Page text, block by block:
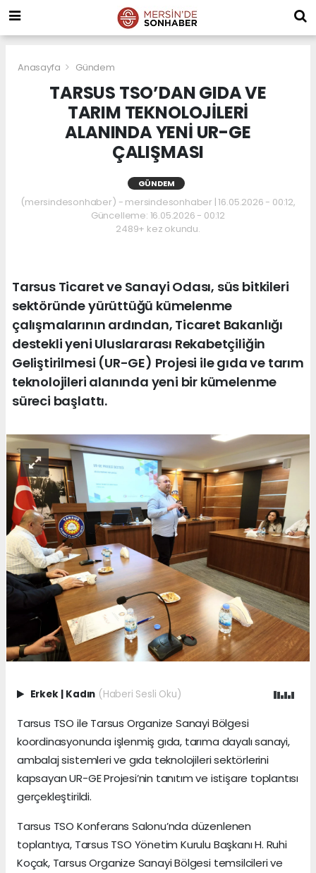
Anasayfa Gündem
TARSUS TSO’DAN GIDA VE
TARIM TEKNOLOJİLERİ
ALANINDA YENİ UR-GE
ÇALIŞMASI
GÜNDEM
(mersindesonhaber) - mersindesonhaber | 16.05.2026 - 00:12,
Güncelleme: 16.05.2026 - 00:12
2489+ kez okundu.
Tarsus Ticaret ve Sanayi Odası, süs bitkileri
sektöründe yürüttüğü kümelenme
çalışmalarının ardından, Ticaret Bakanlığı
destekli yeni Uluslararası Rekabetçiliğin
Geliştirilmesi (UR-GE) Projesi ile gıda ve tarım
teknolojileri alanında yeni bir kümelenme
süreci başlattı.
Erkek Kadın (Haberi Sesli Oku)
Tarsus TSO ile Tarsus Organize Sanayi Bölgesi
koordinasyonunda işlenmiş gıda, tarıma dayalı sanayi,
ambalaj sistemleri ve gıda teknolojileri sektörlerini
kapsayan UR-GE Projesi’nin tanıtım ve istişare toplantısı
gerçekleştirildi.
Tarsus TSO Konferans Salonu’nda düzenlenen
toplantıya, Tarsus TSO Yönetim Kurulu Başkanı H. Ruhi
Koçak, Tarsus Organize Sanayi Bölgesi temsilcileri ve